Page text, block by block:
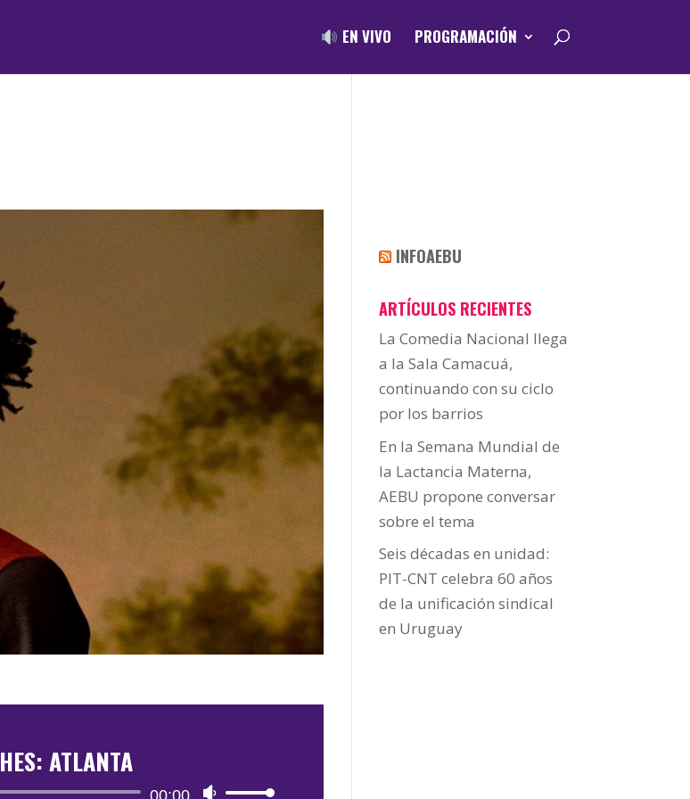
EN VIVO PROGRAMACIÓN
HES: ATLANTA
Reproductor00:00
Utiliza
INFOAEBU
ARTÍCULOS RECIENTES
La Comedia Nacional llega
a la Sala Camacuá,
continuando con su ciclo
por los barrios
En la Semana Mundial de
la Lactancia Materna,
AEBU propone conversar
sobre el tema
Seis décadas en unidad:
PIT-CNT celebra 60 años
de la unificación sindical
en Uruguay